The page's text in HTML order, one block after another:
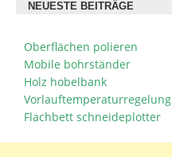
NEUESTE BEITRÄGE
Oberflächen polieren
Mobile bohrständer
Holz hobelbank
Vorlauftemperaturregelung
Flachbett schneideplotter